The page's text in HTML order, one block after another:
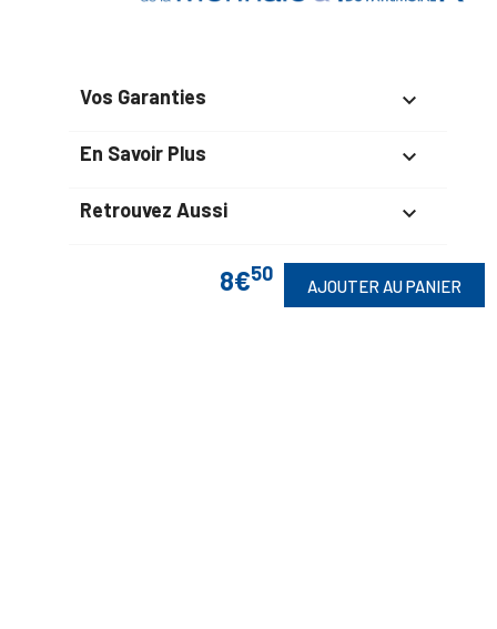
8€50
AJOUTER AU PANIER
Vos Garanties 
En Savoir Plus 
Retrouvez Aussi 